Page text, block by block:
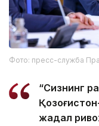
Фото: пресс-служба
“Сизнинг
жадал